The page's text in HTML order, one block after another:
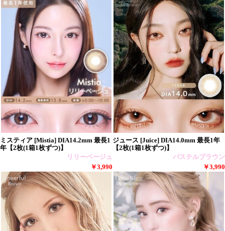
ミスティア [Mistia] DIA14.2mm 最長1
年【2枚(1箱1枚ずつ)】
リリーベージュ
￥3,990
ジュース [Juice] DIA14.0mm 最長1年
【2枚(1箱1枚ずつ)】
パステルブラウン
￥3,990